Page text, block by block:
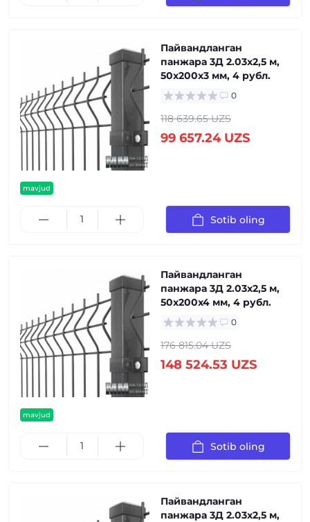
mavjud
Пайвандланган
панжара 3Д 2.03x2,5 м,
50x200x3 мм, 4 рубл.
0
118 639.65 UZS
99 657.24 UZS
Sotib oling
mavjud
Пайвандланган
панжара 3Д 2.03x2,5 м,
50x200x4 мм, 4 рубл.
0
176 815.04 UZS
148 524.53 UZS
Sotib oling
Пайвандланган
панжара 3Д 2.03x2,5 м,